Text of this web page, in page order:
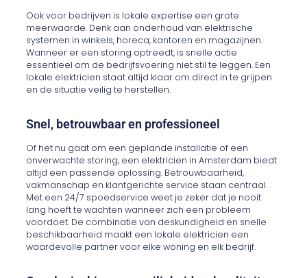
Ook voor bedrijven is lokale expertise een grote
meerwaarde. Denk aan onderhoud van elektrische
systemen in winkels, horeca, kantoren en magazijnen.
Wanneer er een storing optreedt, is snelle actie
essentieel om de bedrijfsvoering niet stil te leggen. Een
lokale elektricien staat altijd klaar om direct in te grijpen
en de situatie veilig te herstellen.
Snel, betrouwbaar en professioneel
Of het nu gaat om een geplande installatie of een
onverwachte storing, een elektricien in Amsterdam biedt
altijd een passende oplossing. Betrouwbaarheid,
vakmanschap en klantgerichte service staan centraal.
Met een 24/7 spoedservice weet je zeker dat je nooit
lang hoeft te wachten wanneer zich een probleem
voordoet. De combinatie van deskundigheid en snelle
beschikbaarheid maakt een lokale elektricien een
waardevolle partner voor elke woning en elk bedrijf.